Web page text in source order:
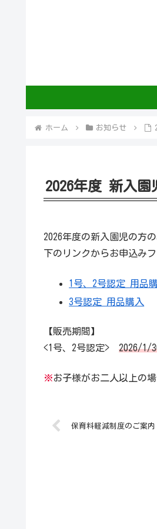
ホーム お知らせ
2026年度 新入
2026年度の新入園児の方
下のリンクからお申込み
1号、2号認定 用品
3号認定 用品購入
【販売期間】
<1号、2号認定>
2026/1/
※お子様がお二人以上の
保育料軽減制度のご案内